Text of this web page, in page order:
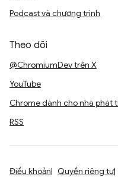
Podcast và chương trình
Theo dõi
@ChromiumDev trên X
YouTube
Chrome dành cho nhà phát
RSS
Điều khoản Quyền riêng tư